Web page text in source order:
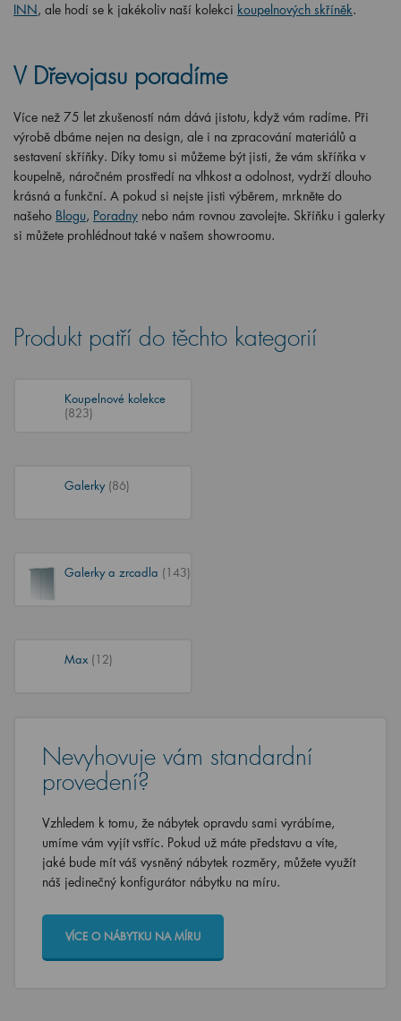
INN, ale hodí se k jakékoliv naší kolekci koupelnových skříněk.
V Dřevojasu poradíme
Více než 75 let zkušeností nám dává jistotu, když vám radíme. Při
výrobě dbáme nejen na design, ale i na zpracování materiálů a
sestavení skříňky. Díky tomu si můžeme být jisti, že vám skříňka v
koupelně, náročném prostředí na vlhkost a odolnost, vydrží dlouho
krásná a funkční. A pokud si nejste jisti výběrem, mrkněte do
našeho Blogu, Poradny nebo nám rovnou zavolejte. Skříňku i galerky
si můžete prohlédnout také v našem showroomu.
Produkt patří do těchto kategorií
Koupelnové kolekce
(823)
Galerky (86)
Galerky a zrcadla (143)
Max (12)
Nevyhovuje vám standardní
provedení?
Vzhledem k tomu, že nábytek opravdu sami vyrábíme,
umíme vám vyjít vstříc. Pokud už máte představu a víte,
jaké bude mít váš vysněný nábytek rozměry, můžete využít
náš jedinečný konfigurátor nábytku na míru.
VÍCE O NÁBYTKU NA MÍRU